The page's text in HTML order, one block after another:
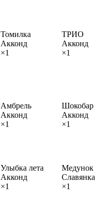
Томилка
Акконд
×1
ТРИО
Акконд
×1
Амбрель
Акконд
×1
Шокобар
Акконд
×1
Улыбка лета
Акконд
×1
Медунок
Славянка
×1